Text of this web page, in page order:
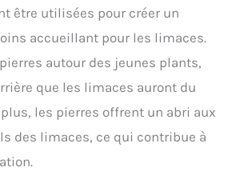
être utilisées pour créer un
accueillant pour les limaces.
autour des jeunes plants,
que les limaces auront du
les pierres offrent un abri aux
des limaces, ce qui contribue à